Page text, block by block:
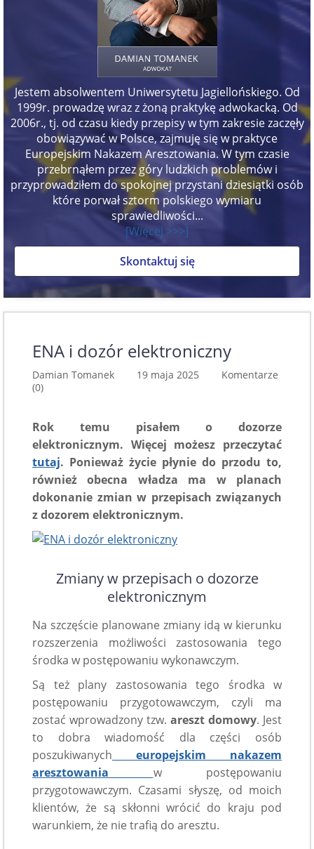
Jestem absolwentem Uniwersytetu Jagiellońskiego. Od
1999r. prowadzę wraz z żoną praktykę adwokacką. Od
2006r., tj. od czasu kiedy przepisy w tym zakresie zaczęły
obowiązywać w Polsce, zajmuję się w praktyce
Europejskim Nakazem Aresztowania. W tym czasie
przebrnąłem przez góry ludzkich problemów i
przyprowadziłem do spokojnej przystani dziesiątki osób
które porwał sztorm polskiego wymiaru
sprawiedliwości...
[Więcej >>>]
Skontaktuj się
ENA i dozór elektroniczny
Damian Tomanek 19 maja 2025 Komentarze
(0)
Rok temu pisałem o dozorze
elektronicznym. Więcej możesz przeczytać
tutaj. Ponieważ życie płynie do przodu to,
również obecna władza ma w planach
dokonanie zmian w przepisach związanych
z dozorem elektronicznym.
Zmiany w przepisach o dozorze
elektronicznym
Na szczęście planowane zmiany idą w kierunku
rozszerzenia możliwości zastosowania tego
środka w postępowaniu wykonawczym.
Są też plany zastosowania tego środka w
postępowaniu przygotowawczym, czyli ma
zostać wprowadzony tzw. areszt domowy. Jest
to dobra wiadomość dla części osób
poszukiwanych europejskim nakazem
aresztowania
w postępowaniu
przygotowawczym. Czasami słyszę, od moich
klientów, że są skłonni wrócić do kraju pod
warunkiem, że nie trafią do aresztu.